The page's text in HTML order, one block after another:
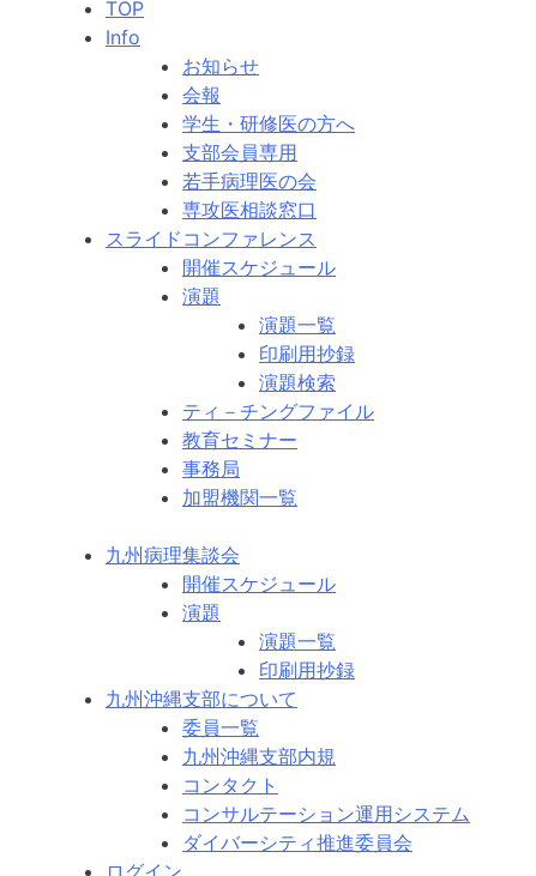
TOP
Info
お知らせ
会報
学生・研修医の方へ
支部会員専用
若手病理医の会
専攻医相談窓口
スライドコンファレンス
開催スケジュール
演題
演題一覧
印刷用抄録
演題検索
ティ－チングファイル
教育セミナー
事務局
加盟機関一覧
九州病理集談会
開催スケジュール
演題
演題一覧
印刷用抄録
九州沖縄支部について
委員一覧
九州沖縄支部内規
コンタクト
コンサルテーション運用システム
ダイバーシティ推進委員会
ログイン